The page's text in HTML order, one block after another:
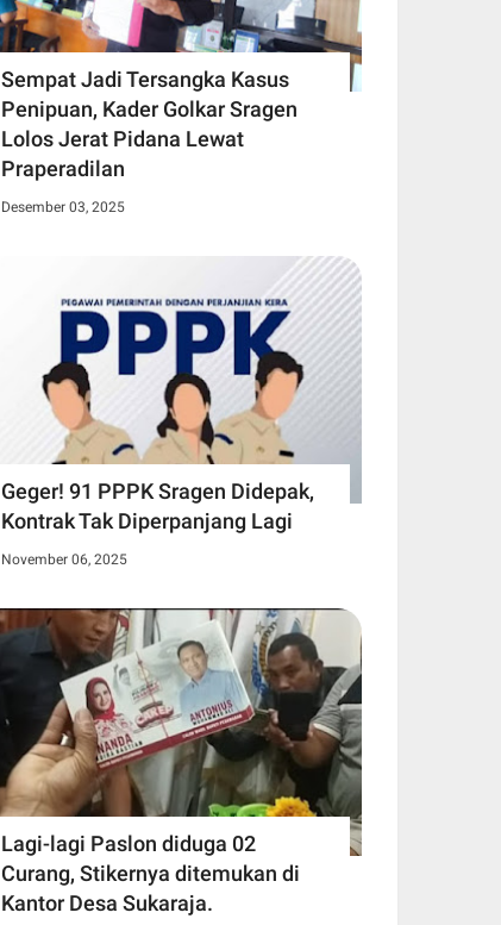
Sempat Jadi Tersangka Kasus
Penipuan, Kader Golkar Sragen
Lolos Jerat Pidana Lewat
Praperadilan
Desember 03, 2025
Geger! 91 PPPK Sragen Didepak,
Kontrak Tak Diperpanjang Lagi
November 06, 2025
Lagi-lagi Paslon diduga 02
Curang, Stikernya ditemukan di
Kantor Desa Sukaraja.